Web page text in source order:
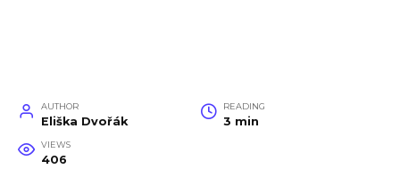
AUTHOR
Eliška Dvořák
READING
3 min
VIEWS
406